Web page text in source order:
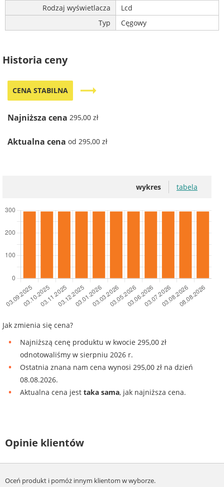
Rodzaj wyświetlacza
Lcd
Typ
Cęgowy
Historia ceny
CENA STABILNA trending_flat
Najniższa cena 295,00 zł
Aktualna cena od 295,00 zł
wykres tabela
Jak zmienia się cena?
Najniższą cenę produktu w kwocie 295,00 zł
odnotowaliśmy w sierpniu 2026 r.
Ostatnia znana nam cena wynosi 295,00 zł na dzień
08.08.2026.
Aktualna cena jest taka sama, jak najniższa cena.
Opinie klientów
Oceń produkt i pomóż innym klientom w wyborze.